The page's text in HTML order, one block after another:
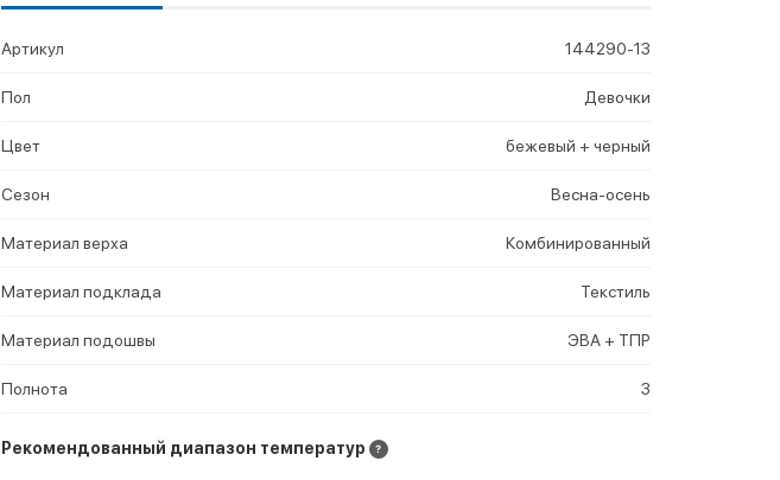
Артикул 144290-13
Пол Девочки
Цвет бежевый + черный
Сезон Весна-осень
Материал верха Комбинированный
Материал подклада Текстиль
Материал подошвы ЭВА + ТПР
Полнота 3
Рекомендованный диапазон температур